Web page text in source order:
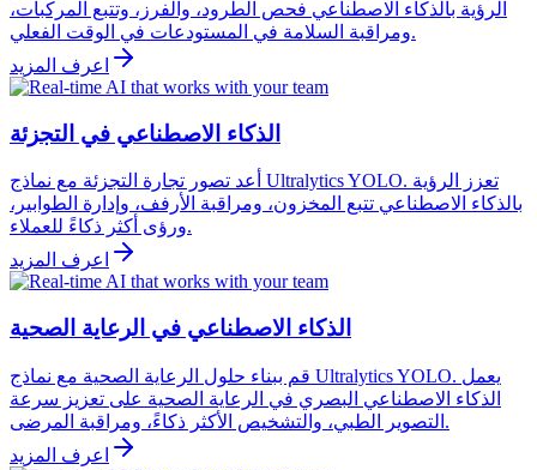
الرؤية بالذكاء الاصطناعي فحص الطرود، والفرز، وتتبع المركبات،
ومراقبة السلامة في المستودعات في الوقت الفعلي.
اعرف المزيد
الذكاء الاصطناعي في التجزئة
أعد تصور تجارة التجزئة مع نماذج Ultralytics YOLO. تعزز الرؤية
بالذكاء الاصطناعي تتبع المخزون، ومراقبة الأرفف، وإدارة الطوابير،
ورؤى أكثر ذكاءً للعملاء.
اعرف المزيد
الذكاء الاصطناعي في الرعاية الصحية
قم ببناء حلول الرعاية الصحية مع نماذج Ultralytics YOLO. يعمل
الذكاء الاصطناعي البصري في الرعاية الصحية على تعزيز سرعة
التصوير الطبي، والتشخيص الأكثر ذكاءً، ومراقبة المرضى.
اعرف المزيد